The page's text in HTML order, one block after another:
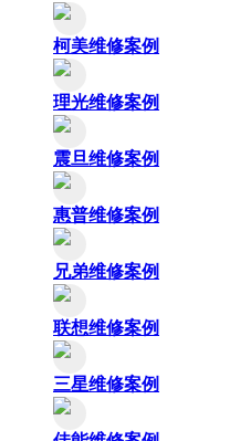
柯美维修案例
理光维修案例
震旦维修案例
惠普维修案例
兄弟维修案例
联想维修案例
三星维修案例